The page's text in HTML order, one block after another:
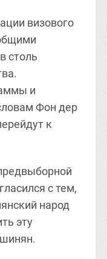
визового
столь
и
Фон дер
к
с тем,
народ
эту